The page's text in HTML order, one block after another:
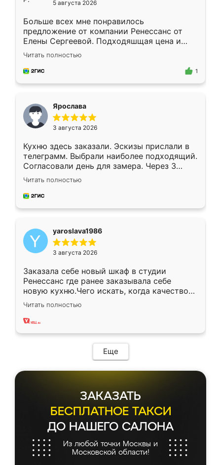
5 августа 2026
Больше всех мне понравилось
предложение от компании Ренессанс от
Елены Сергеевой. Подходяшщая цена и
короткие сроки изготовления. Приехавший
для замера сотрудник Владислав
предложил по моему эскизу самый
Читать полностью
1
Ярослава
3 августа 2026
Кухню здесь заказали. Эскизы прислали в
телеграмм. Выбрали наиболее подходящий.
Согласовали день для замера. Через 3
недели кухня была уже готова. Остались
довольны работой. Спасибо Ренессанс
мебель за качественную работу!
Читать полностью
yaroslava1986
3 августа 2026
Заказала себе новый шкаф в студии
Ренессанс где ранее заказывала себе
новую кухню.Чего искать, когда качеством
вполне довольна. Служит кухня уже почти
два года, нареканий нет.
Читать полностью
Еще
ЗАКАЗАТЬ
БЕСПЛАТНОЕ ТАКСИ
ДО НАШЕГО САЛОНА
Из любой точки Москвы и
Московской области!